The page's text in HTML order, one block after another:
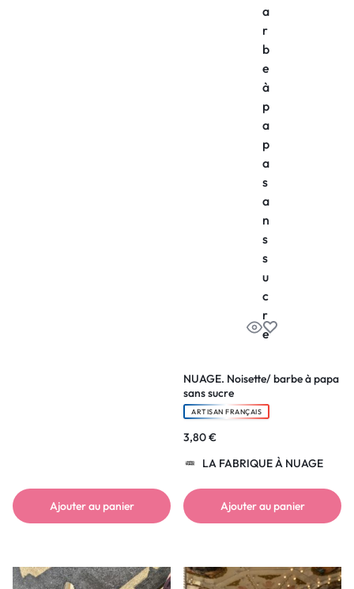
Ajouter au panier
NUAGE. Noisette/ barbe à papa
sans sucre
ARTISAN FRANÇAIS
3,80€
LA FABRIQUE À NUAGE
Ajouter au panier